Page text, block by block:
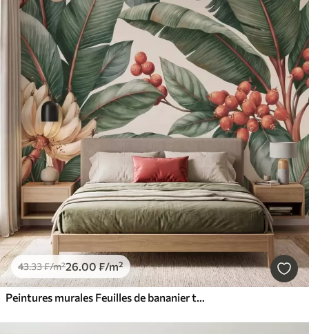
43.33₣/m²26.00₣/m²
Peintures murales Feuilles de bananier tropicales ornées de grappes de baies de café rouges, style aquarelle